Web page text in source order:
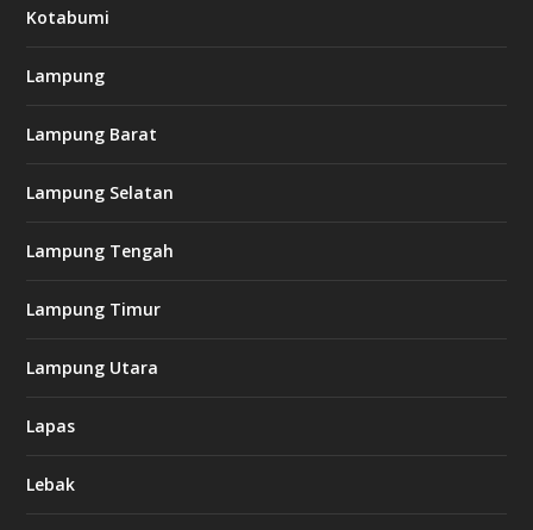
Kotabumi
Lampung
Lampung Barat
Lampung Selatan
Lampung Tengah
Lampung Timur
Lampung Utara
Lapas
Lebak